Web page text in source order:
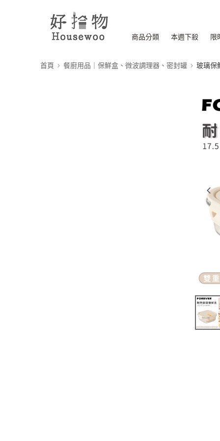
商品分類 本週下殺 限
首頁 餐廚用品｜保鮮盒、微波調理器、密封罐 玻璃保